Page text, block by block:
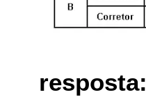
resposta: